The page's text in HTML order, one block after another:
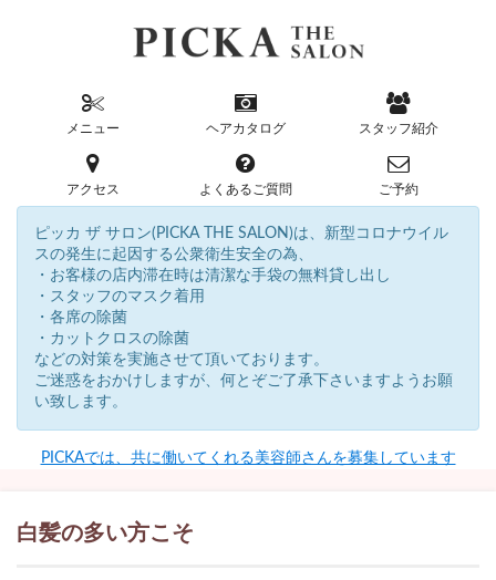
メニュー ヘアカタログ スタッフ紹介
アクセス よくあるご質問 ご予約
ピッカ ザ サロン(PICKA THE SALON)は、新型コロナウイル
スの発生に起因する公衆衛生安全の為、
・お客様の店内滞在時は清潔な手袋の無料貸し出し
・スタッフのマスク着用
・各席の除菌
・カットクロスの除菌
などの対策を実施させて頂いております。
ご迷惑をおかけしますが、何とぞご了承下さいますようお願
い致します。
PICKAでは、共に働いてくれる美容師さんを募集しています
白髪の多い方こそ